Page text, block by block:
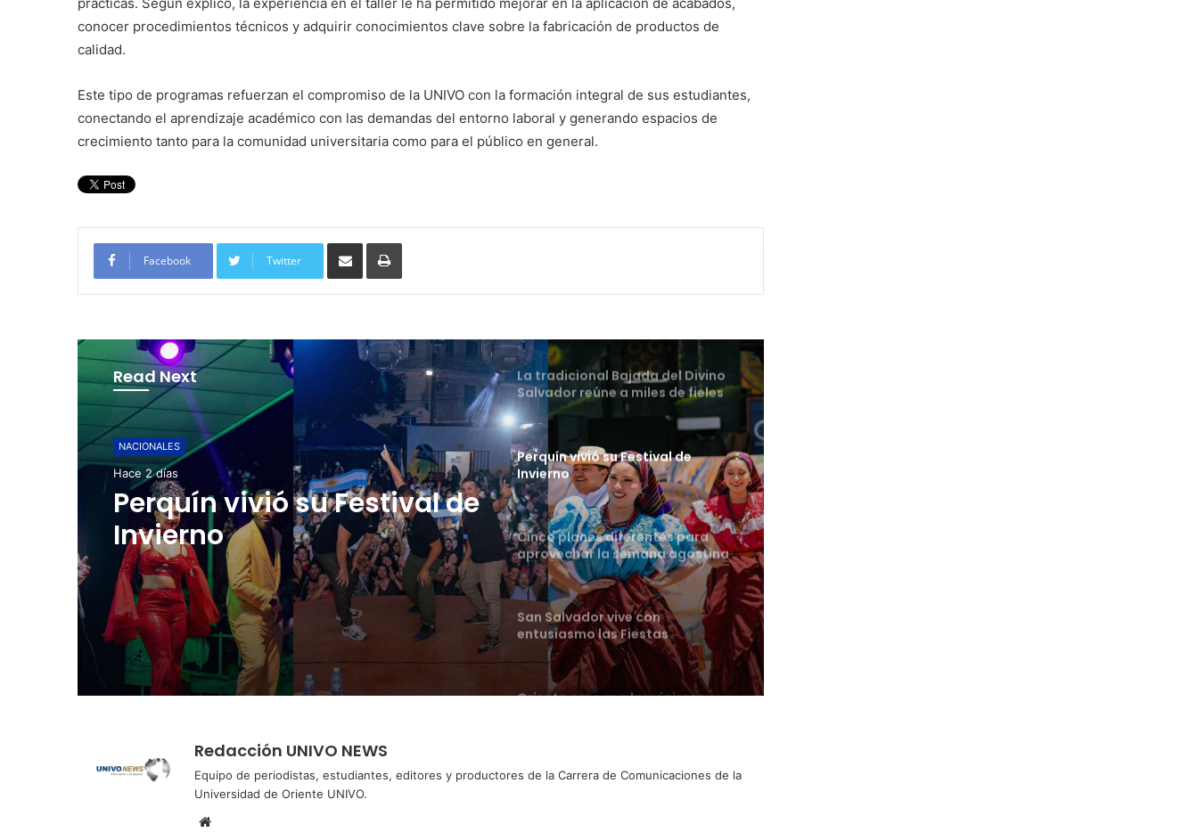
conocer procedimientos técnicos y adquirir conocimientos clave sobre la fabricación de productos de
calidad.
Este tipo de programas refuerzan el compromiso de la UNIVO con la formación integral de sus estudiantes,
conectando el aprendizaje académico con las demandas del entorno laboral y generando espacios de
crecimiento tanto para la comunidad universitaria como para el público en general.
Facebook Twitter
Compartir por correo electrónicoImprimir
Read Next
NACIONALES
Hace 2 días
Perquín vivió su Festival de
Invierno
NACIONALES
Hace 3 días
Cinco planes diferentes
para aprovechar la
semana agostina
hacia Ciudad Barrios
salvadoreños con experiencias
prácticas en su Laboratorio de
Comunicaciones
Licenciatura en Turismo de la
UNIVO forma profesionales con
profesionales del futuro
La tradicional Bajada del Divino
Perquín vivió su Festival de
Invierno
Cinco planes diferentes para
aprovechar la semana agostina
San Salvador vive con
entusiasmo las Fiestas
Agostinas
Oriente espera a los viajeros
estas vacaciones agostinas
Suben los precios de los
Peregrinación Camino de San
Redacción UNIVO NEWS
Equipo de periodistas, estudiantes, editores y productores de la Carrera de Comunicaciones de la
Universidad de Oriente UNIVO.
Sitio